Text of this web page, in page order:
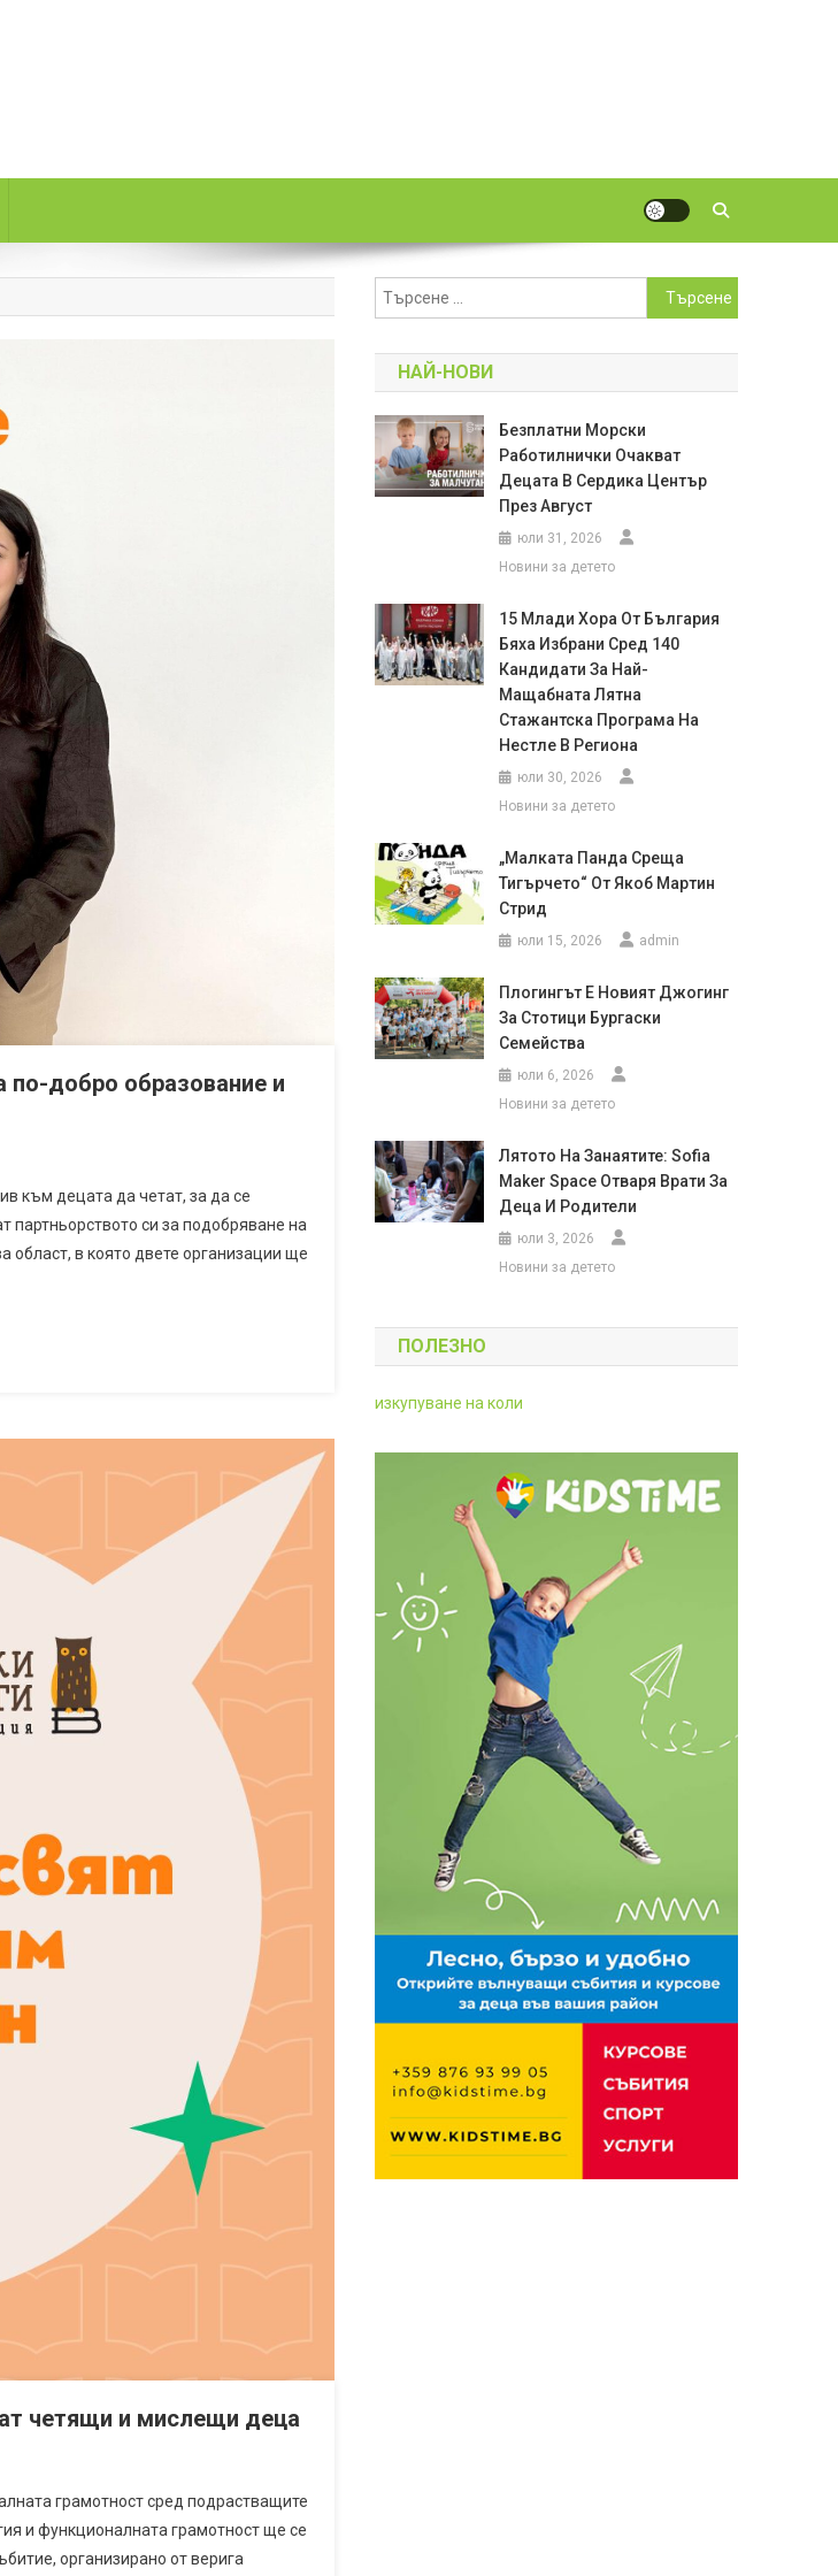
добро образование и
към децата да четат, за да се
си за подобряване на
в която двете организации ще
четящи и мислещи деца
грамотност сред подрастващите
и функционалната грамотност ще се
организирано от верига
Търсене
за:
НАЙ-НОВИ
Безплатни Морски
Работилнички Очакват
Децата В Сердика Център
През Август
юли 31, 2026
Новини за детето
15 Млади Хора От България
Бяха Избрани Сред 140
Кандидати За Най-
Мащабната Лятна
Стажантска Програма На
Нестле В Региона
юли 30, 2026
Новини за детето
„Малката Панда Среща
Тигърчето“ От Якоб Мартин
Стрид
юли 15, 2026 admin
Плогингът Е Новият Джогинг
За Стотици Бургаски
Семейства
юли 6, 2026
Новини за детето
Лятото На Занаятите: Sofia
Maker Space Отваря Врати За
Деца И Родители
юли 3, 2026
Новини за детето
ПОЛЕЗНО
изкупуване на коли